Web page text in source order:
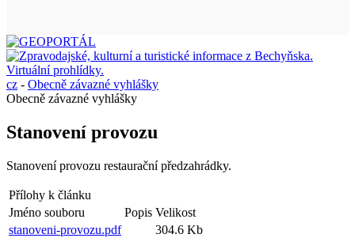
cz - Obecně závazné vyhlášky
Obecně závazné vyhlášky
Stanovení provozu
Stanovení provozu restaurační předzahrádky.
Přílohy k článku
Jméno souboru
Popis Velikost
stanoveni-provozu.pdf
304.6 Kb